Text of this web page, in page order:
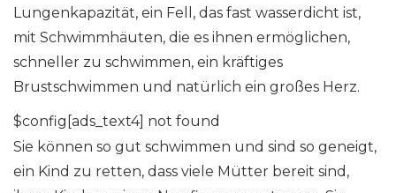
Lungenkapazität, ein Fell, das fast wasserdicht ist,
mit Schwimmhäuten, die es ihnen ermöglichen,
schneller zu schwimmen, ein kräftiges
Brustschwimmen und natürlich ein großes Herz.
$config[ads_text4] not found
Sie können so gut schwimmen und sind so geneigt,
ein Kind zu retten, dass viele Mütter bereit sind,